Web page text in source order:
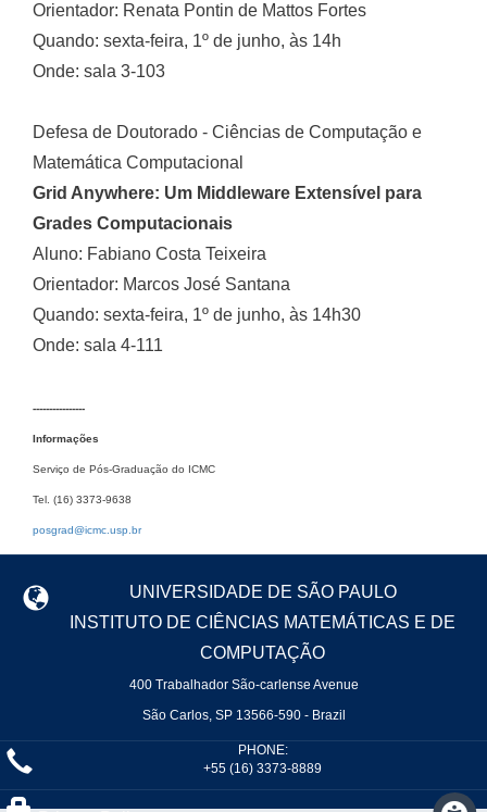
Orientador: Renata Pontin de Mattos Fortes
Quando: sexta-feira, 1º de junho, às 14h
Onde: sala 3-103
Defesa de Doutorado - Ciências de Computação e
Matemática Computacional
Grid Anywhere: Um Middleware Extensível para
Grades Computacionais
Aluno: Fabiano Costa Teixeira
Orientador: Marcos José Santana
Quando: sexta-feira, 1º de junho, às 14h30
Onde: sala 4-111
----------------
Informações
Serviço de Pós-Graduação do ICMC
Tel. (16) 3373-9638
posgrad@icmc.usp.br
UNIVERSIDADE DE SÃO PAULO
INSTITUTO DE CIÊNCIAS MATEMÁTICAS E DE
COMPUTAÇÃO
400 Trabalhador São-carlense Avenue
São Carlos, SP 13566-590 - Brazil
PHONE:
+55 (16) 3373-8889